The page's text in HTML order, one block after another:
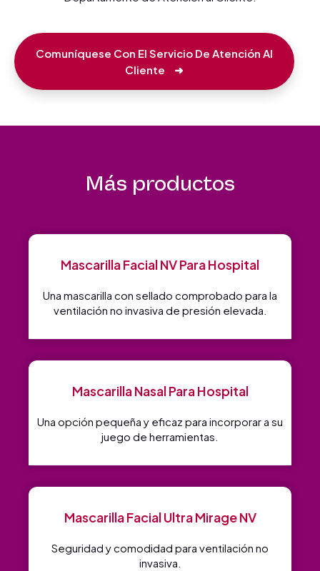
Comuníquese Con El Servicio De Atención Al
Cliente
➜
Más productos
Mascarilla Facial NV Para Hospital
Una mascarilla con sellado comprobado para la
ventilación no invasiva de presión elevada.
Mascarilla Nasal Para Hospital
Una opción pequeña y eficaz para incorporar a su
juego de herramientas.
Mascarilla Facial Ultra Mirage NV
Seguridad y comodidad para ventilación no
invasiva.